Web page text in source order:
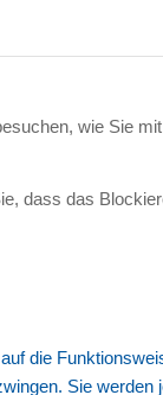
wie Sie
dass das
die
Sie